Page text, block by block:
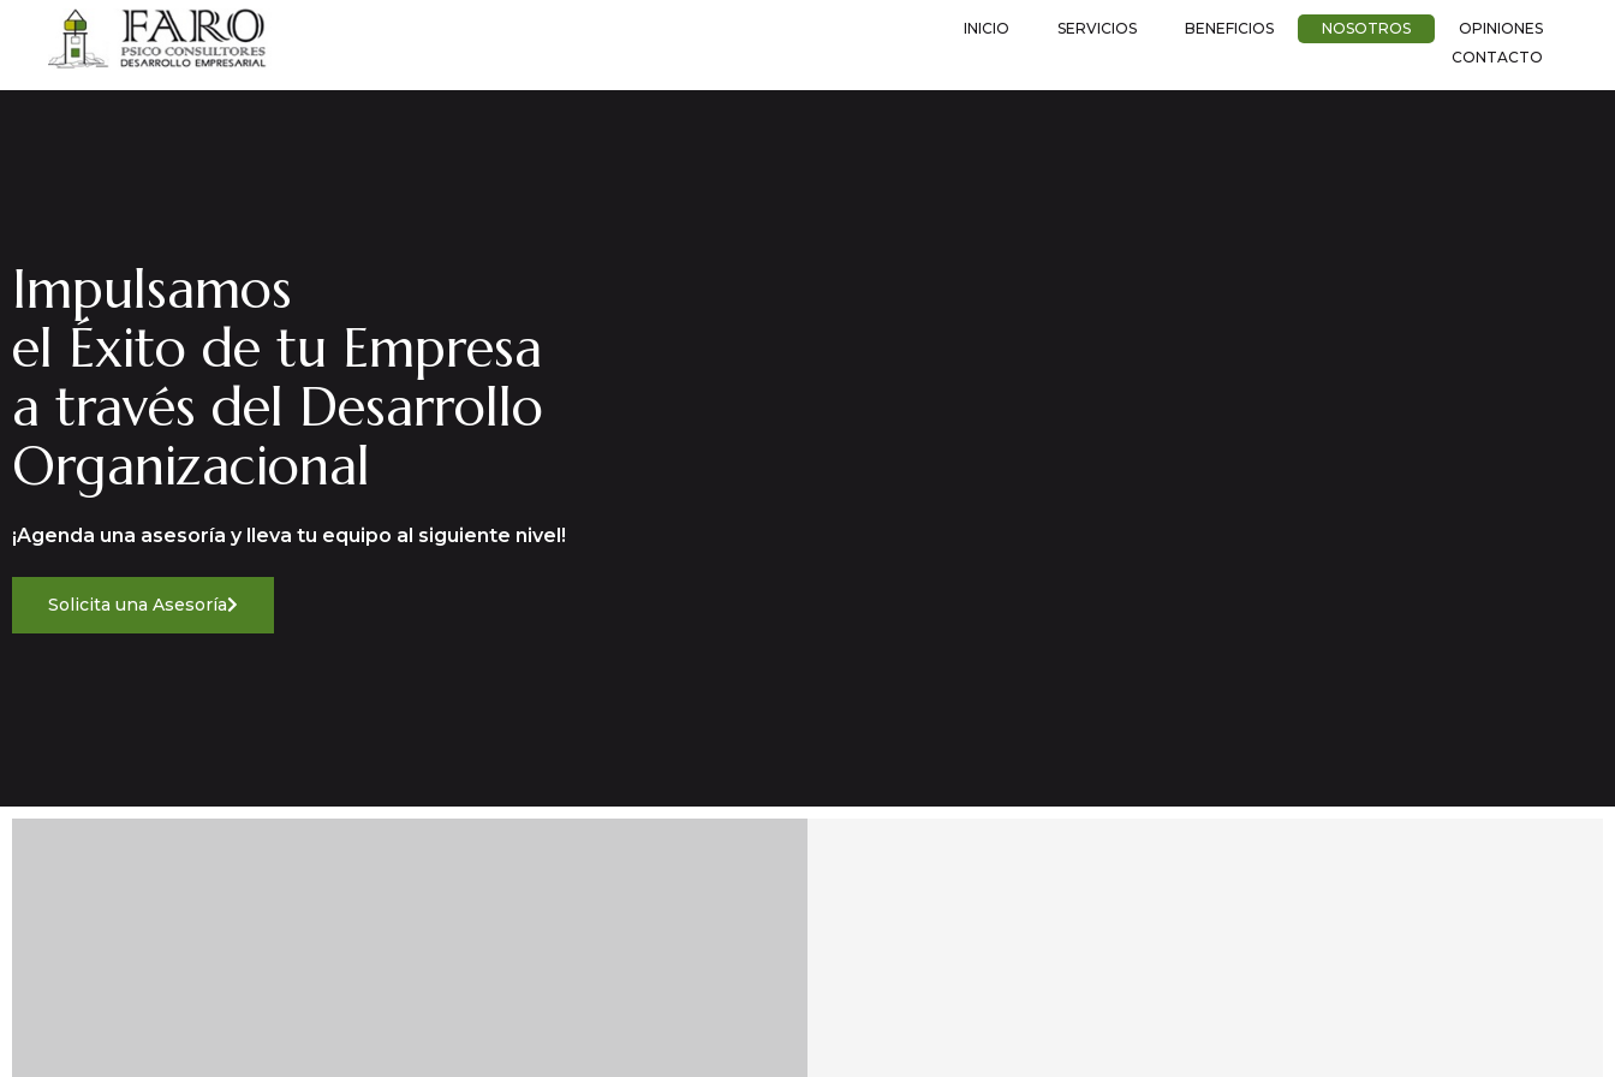
INICIO SERVICIOS BENEFICIOS NOSOTROS
OPINIONES
CONTACTO
Impulsamos
el Éxito de tu Empresa
a través del Desarrollo
Organizacional
¡Agenda una asesoría y lleva tu equipo al siguiente nivel!
Solicita una Asesoría